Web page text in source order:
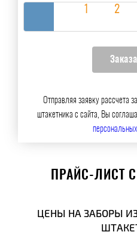
Отправляя заявку рассчета
штакетника с сайта, Вы
ПРАЙС-ЛИСТ
ЦЕНЫ НА ЗАБОРЫ